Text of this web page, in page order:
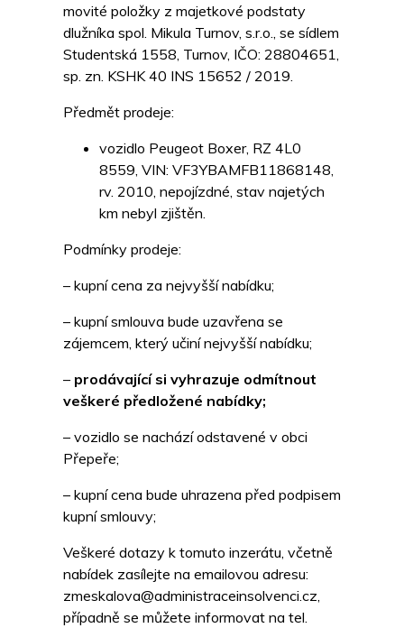
movité položky z majetkové podstaty
dlužníka spol. Mikula Turnov, s.r.o., se sídlem
Studentská 1558, Turnov, IČO: 28804651,
sp. zn. KSHK 40 INS 15652 / 2019.
Předmět prodeje:
vozidlo Peugeot Boxer, RZ 4L0
8559, VIN: VF3YBAMFB11868148,
rv. 2010, nepojízdné, stav najetých
km nebyl zjištěn.
Podmínky prodeje:
– kupní cena za nejvyšší nabídku;
– kupní smlouva bude uzavřena se
zájemcem, který učiní nejvyšší nabídku;
– prodávající si vyhrazuje odmítnout
veškeré předložené nabídky;
– vozidlo se nachází odstavené v obci
Přepeře;
– kupní cena bude uhrazena před podpisem
kupní smlouvy;
Veškeré dotazy k tomuto inzerátu, včetně
nabídek zasílejte na emailovou adresu:
zmeskalova@administraceinsolvenci.cz,
případně se můžete informovat na tel.